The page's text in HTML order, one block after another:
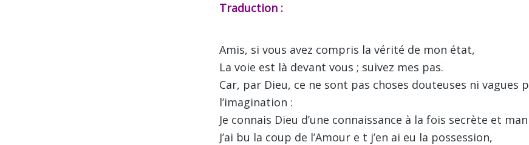
Traduction :
Amis, si vous avez compris la vérité de mon état,
La voie est là devant vous ; suivez mes pas.
Car, par Dieu, ce ne sont pas choses douteuses ni vagues
l’imagination :
Je connais Dieu d’une connaissance à la fois secrète et
J’ai bu la coup de l’Amour e t j’en ai eu la possession,